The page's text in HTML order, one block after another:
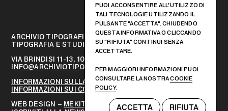
ARCHIVIO TIPOGRAFICO
TIPOGRAFIA E STUDIO DI PROGETTAZIONE GRAFICA
VIA BRINDISI 11-13, 10152 – TORINO, ITALIA
INFO@ARCHIVIOTIPOGRAFICO.IT
INFORMAZIONI SULLA PRIVACY
INFORMAZIONI SUI COOKIES
WEB DESIGN – MEKIT STUDIO
PUOI ACCONSENTIRE ALL'UTILIZZO DI
TALI TECNOLOGIE UTILIZZANDO IL
PULSANTE "ACCETTA". CHIUDENDO
QUESTA INFORMATIVA O CLICCANDO
SU "RIFIUTA" CONTINUI SENZA
ACCETTARE.
PER MAGGIORI INFORMAZIONI PUOI
CONSULTARE LA NOSTRACOOKIE
POLICY.
ACCETTA RIFIUTA